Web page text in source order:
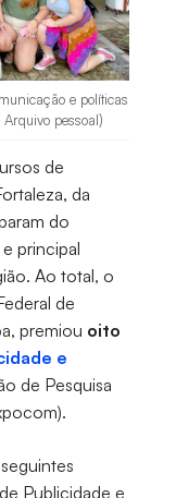
e políticas
pessoal)
de
da
do
principal
Ao total, o
de
premiou oito
e
de Pesquisa
Publicidade e